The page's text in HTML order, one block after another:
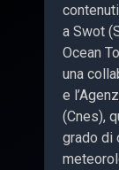
a Swot
Ocean
una
e
(Cnes),
grado di